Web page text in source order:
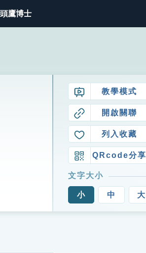
鷹博士
教學模式
開啟關聯
列入收藏
QRcode分享
文字大小
小 中 大